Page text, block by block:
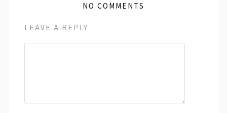
NO COMMENTS
LEAVE A REPLY